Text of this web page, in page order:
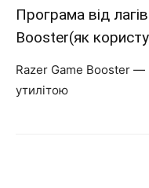
Програма від
Booster(як
Razer Game Booster —
утилітою